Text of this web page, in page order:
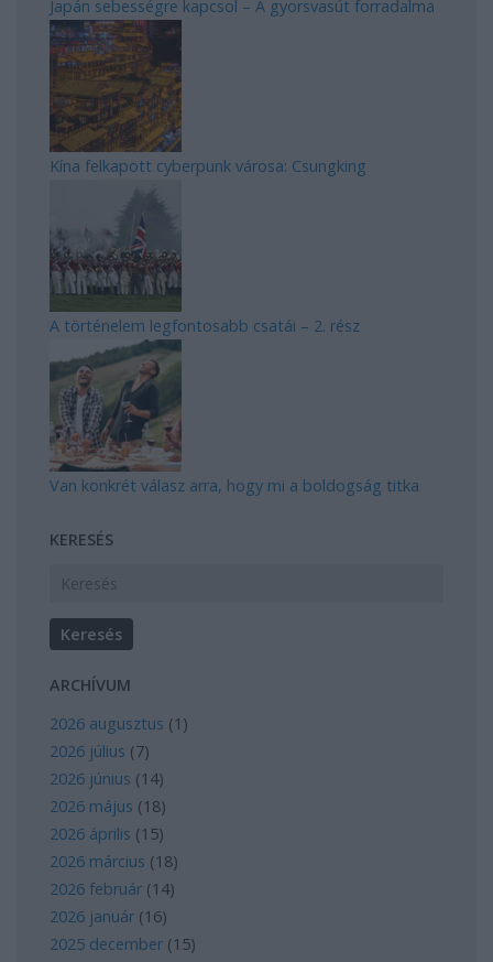
Japán sebességre kapcsol – A gyorsvasút forradalma
Kína felkapott cyberpunk városa: Csungking
A történelem legfontosabb csatái – 2. rész
Van konkrét válasz arra, hogy mi a boldogság titka
KERESÉS
ARCHÍVUM
2026 augusztus (1 )
2026 július (7)
2026 június (14)
2026 május (18)
2026 április (15)
2026 március (18)
2026 február (14)
2026 január (16)
2025 december (15)